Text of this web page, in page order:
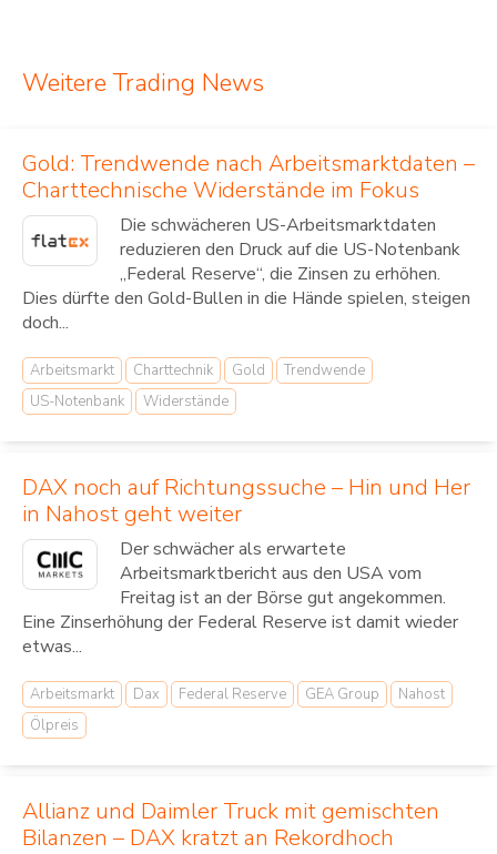
Weitere Trading News
Gold: Trendwende nach Arbeitsmarktdaten –
Charttechnische Widerstände im Fokus
Die schwächeren US-Arbeitsmarktdaten
reduzieren den Druck auf die US-Notenbank
„Federal Reserve“, die Zinsen zu erhöhen.
Dies dürfte den Gold-Bullen in die Hände spielen, steigen
doch...
Arbeitsmarkt Charttechnik Gold
Trendwende
US-Notenbank
Widerstände
DAX noch auf Richtungssuche – Hin und Her
in Nahost geht weiter
Der schwächer als erwartete
Arbeitsmarktbericht aus den USA vom
Freitag ist an der Börse gut angekommen.
Eine Zinserhöhung der Federal Reserve ist damit wieder
etwas...
Arbeitsmarkt Dax Federal Reserve GEA Group
Nahost
Ölpreis
Allianz und Daimler Truck mit gemischten
Bilanzen – DAX kratzt an Rekordhoch